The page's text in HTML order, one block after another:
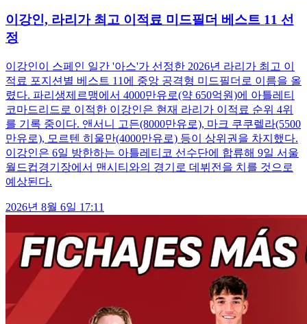
이강인, 라리가 최고 이적료 미드필더 베스트 11 선
정
이강인이 스페인 일간 '아스'가 선정한 2026년 라리가 최고 이
적료 포지션별 베스트 11에 중앙 공격형 미드필더로 이름을 올
렸다. 파리생제르맹에서 4000만유로(약 650억원)에 아틀레티
코마드리드로 이적한 이강인은 현재 라리가 이적료 순위 4위
를 기록 중이다. 앤서니 고든(8000만유로), 마크 쿠쿠렐라(5500
만유로), 모르텐 히울만(4000만유로) 등이 상위권을 차지했다.
이강인은 6일 방한하는 아틀레티코 선수단에 합류해 9일 서울
월드컵경기장에서 맨시티와의 경기로 데뷔전을 치를 것으로
예상된다.
2026년 8월 6일 17:11